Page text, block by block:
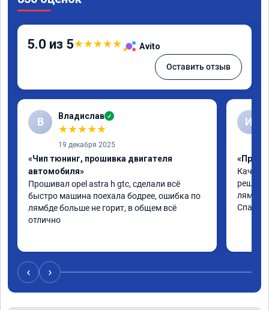
5.0 из 5★★★★★ Avito
Оставить отзыв
В Владислав ✓
★★★★★
19 декабря 2025
«Чип тюнинг, прошивка двигателя
автомобиля»
Прошивал opel astra h gtc, сделали всё
быстро машина поехала бодрее, ошибка по
лямбде больше не горит, в общем всё
отлично
И
решили
лямбде.
‹ ›